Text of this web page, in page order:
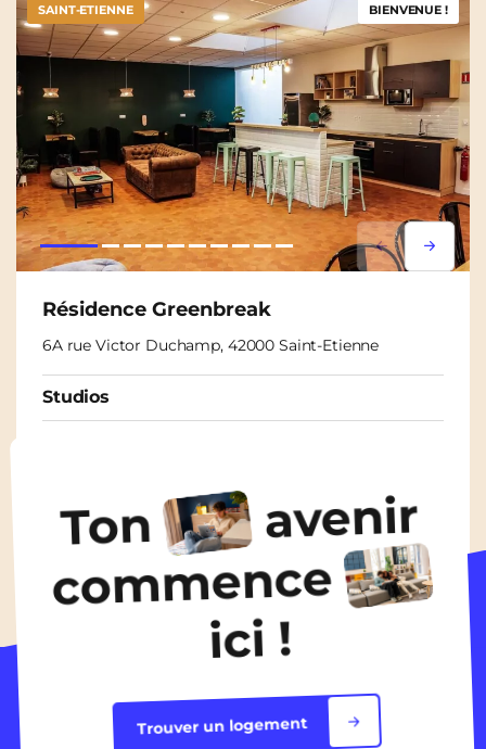
Lorem ipsum
Lorem
SAINT-ETIENNE BIENVENUE !
Résidence Greenbreak
6A rue Victor Duchamp, 42000 Saint-Etienne
Studios
Découvrir les logements
Ton avenir
commence
ici !
Trouver un logement